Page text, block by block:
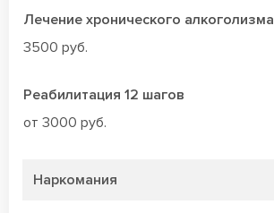
Лечение хронического алкоголизма
3500 руб.
Реабилитация 12 шагов
от 3000 руб.
Наркомания